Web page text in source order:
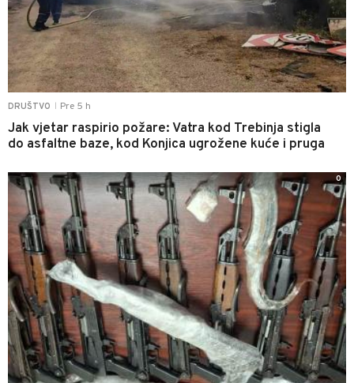
DRUŠTVO Pre 5 h
Jak vjetar raspirio požare: Vatra kod Trebinja stigla
do asfaltne baze, kod Konjica ugrožene kuće i pruga
0